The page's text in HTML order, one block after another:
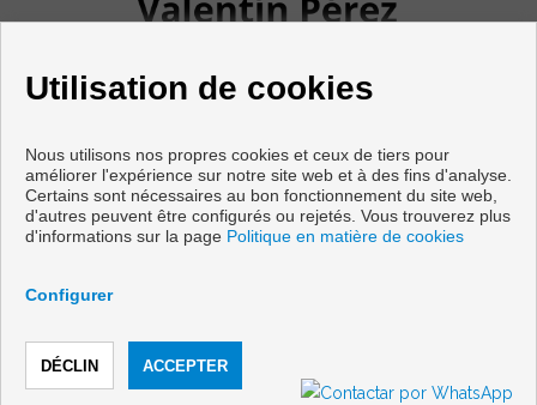
CONTACTER TÉLÉPHONER
Appartements et maisons à vendre à Cabanas
Utilisation de cookies
Nous utilisons nos propres cookies et ceux de tiers pour
améliorer l'expérience sur notre site web et à des fins d'analyse.
Certains sont nécessaires au bon fonctionnement du site web,
d'autres peuvent être configurés ou rejetés. Vous trouverez plus
d'informations sur la page Politique en matière de cookies
Configurer